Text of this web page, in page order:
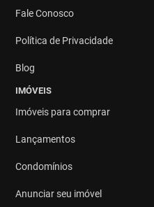
Fale Conosco
Política de Privacidade
Blog
IMÓVEIS
Imóveis para comprar
Lançamentos
Condomínios
Anunciar seu imóvel